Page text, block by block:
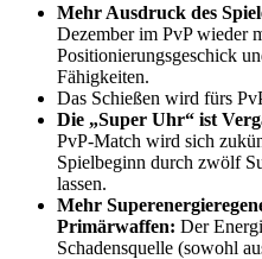
Mehr Ausdruck des
Dezember im PvP wieder
Positionierungsgeschick
Fähigkeiten.
Das Schießen wird fürs
Die „Super Uhr“ ist
PvP-Match wird sich
Spielbeginn durch zwölf
lassen.
Mehr
Primärwaffen: Der
Schadensquelle (sowohl